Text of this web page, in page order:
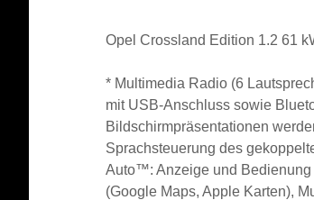
Opel Crossland Edition 1.2 61
* Multimedia Radio (6
mit USB-Anschluss sowie
Bildschirmpräsentationen
Sprachsteuerung des
Auto™: Anzeige und
(Google Maps, Apple Karten),